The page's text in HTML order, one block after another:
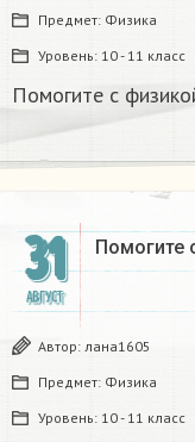
Предмет: Физика
Уровень: 10 - 11 класс
Помогите с
31
АВГУСТ
Помогите
Автор: лана1605
Предмет: Физика
Уровень: 10 - 11 класс